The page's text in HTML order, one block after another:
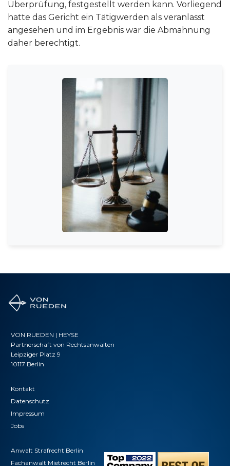
Überprüfung, festgestellt werden kann. Vorliegend
hatte das Gericht ein Tätigwerden als veranlasst
angesehen und im Ergebnis war die Abmahnung
daher berechtigt.
VON RUEDEN | HEYSE
Partnerschaft von Rechtsanwälten
Leipziger Platz 9
10117 Berlin
Kontakt
Datenschutz
Impressum
Jobs
Anwalt Strafrecht Berlin
Fachanwalt Mietrecht Berlin